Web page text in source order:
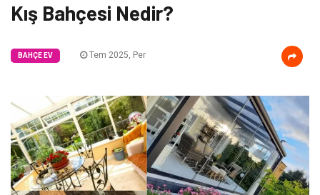
Kış Bahçesi Nedir?
BAHÇE EV Tem 2025, Per